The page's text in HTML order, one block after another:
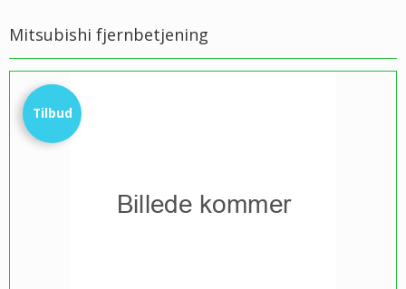
Mitsubishi fjernbetjening
Tilbud